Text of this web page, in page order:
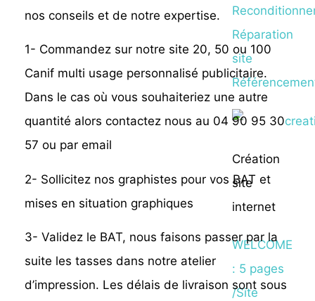
Réparation
site
Création
site
internet
WELCOME
: 5 pages
/Site
nos conseils et de notre expertise.
1- Commandez sur notre site 20, 50 ou 100
Canif multi usage personnalisé publicitaire.
Dans le cas où vous souhaiteriez une autre
quantité alors contactez nous au 04 90 95 30
57 ou par email
2- Sollicitez nos graphistes pour vos BAT et
mises en situation graphiques
3- Validez le BAT, nous faisons passer par la
suite les tasses dans notre atelier
d’impression. Les délais de livraison sont sous